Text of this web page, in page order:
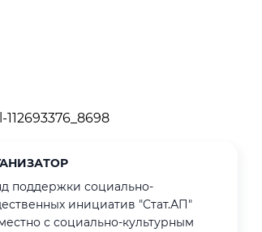
поддержки социально-
инициатив "Стат.АП"
с социально-культурным